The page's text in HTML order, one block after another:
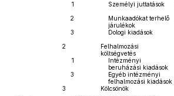
1
Személyi juttatások
2
Munkaadókat terhelő
járulékok
3
Dologi kiadások
2
Felhalmozási
költségvetés
1
Intézményi
beruházási kiadások
3
Egyéb intézményi
felhalmozási kiadások
3
Kölcsönök